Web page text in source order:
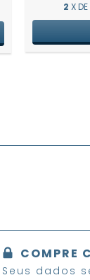
2 X DE
COMPRE
Seus dados